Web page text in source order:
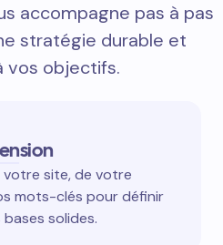
accompagne pas à pas
stratégie durable et
vos objectifs.
site, de votre
mots-clés pour définir
solides.